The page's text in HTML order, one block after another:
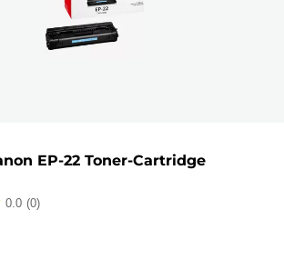
EP-22 Toner-Cartridge
0.0 (0)